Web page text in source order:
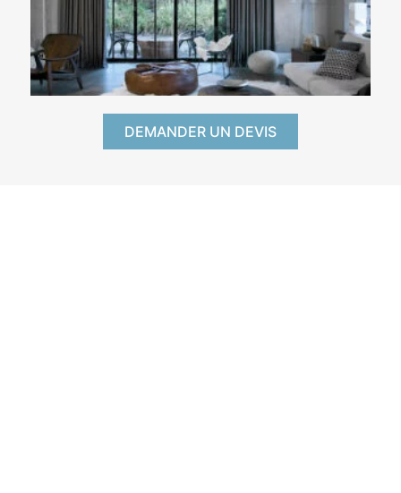
DEMANDER UN DEVIS